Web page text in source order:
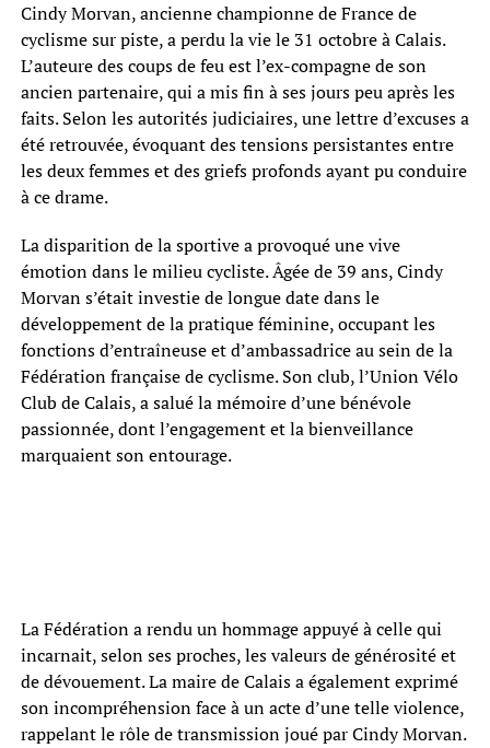
Cindy Morvan, ancienne championne de France de
cyclisme sur piste, a perdu la vie le 31 octobre à Calais.
L’auteure des coups de feu est l’ex-compagne de son
ancien partenaire, qui a mis fin à ses jours peu après les
faits. Selon les autorités judiciaires, une lettre d’excuses a
été retrouvée, évoquant des tensions persistantes entre
les deux femmes et des griefs profonds ayant pu conduire
à ce drame.
La disparition de la sportive a provoqué une vive
émotion dans le milieu cycliste. Âgée de 39 ans, Cindy
Morvan s’était investie de longue date dans le
développement de la pratique féminine, occupant les
fonctions d’entraîneuse et d’ambassadrice au sein de la
Fédération française de cyclisme. Son club, l’Union Vélo
Club de Calais, a salué la mémoire d’une bénévole
passionnée, dont l’engagement et la bienveillance
marquaient son entourage.
La Fédération a rendu un hommage appuyé à celle qui
incarnait, selon ses proches, les valeurs de générosité et
de dévouement. La maire de Calais a également exprimé
son incompréhension face à un acte d’une telle violence,
rappelant le rôle de transmission joué par Cindy Morvan.